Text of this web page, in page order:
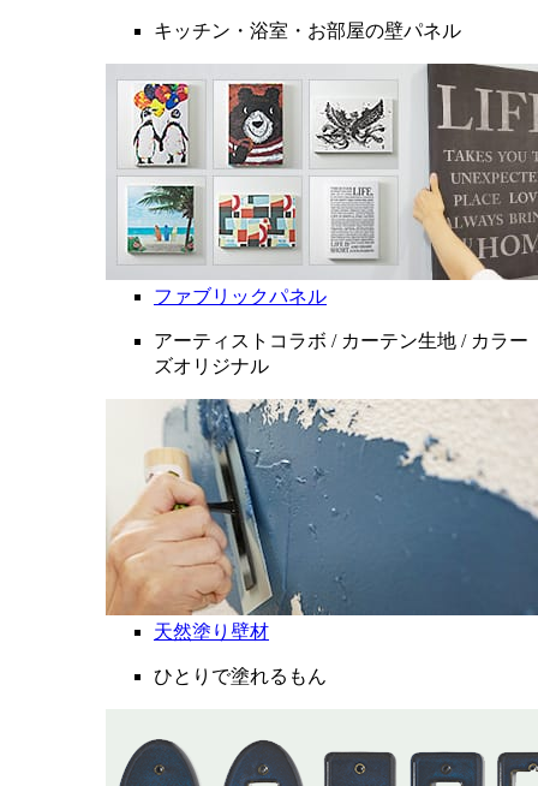
キッチン・浴室・お部屋の壁パネル
ファブリックパネル
アーティストコラボ / カーテン生地 / カラー
ズオリジナル
天然塗り壁材
ひとりで塗れるもん